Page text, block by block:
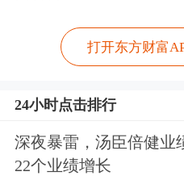
在AI应用从尝鲜
本、稳定、灵活地
打开东方财富
24小时点击排行
深夜暴雷，汤臣倍健业
22个业绩增长